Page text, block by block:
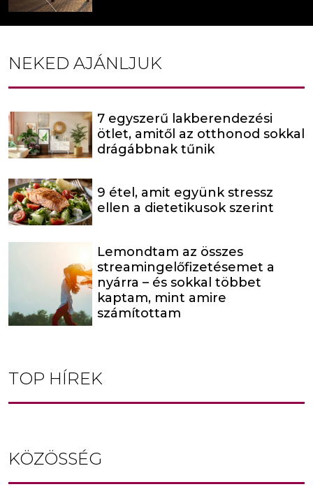
NEKED AJÁNLJUK
7 egyszerű lakberendezési
ötlet, amitől az otthonod sokkal
drágábbnak tűnik
9 étel, amit együnk stressz
ellen a dietetikusok szerint
Lemondtam az összes
streamingelőfizetésemet a
nyárra – és sokkal többet
kaptam, mint amire
számítottam
TOP HÍREK
KÖZÖSSÉG